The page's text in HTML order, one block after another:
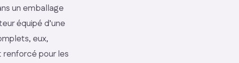
un emballage
équipé d’une
eux,
renforcé pour les